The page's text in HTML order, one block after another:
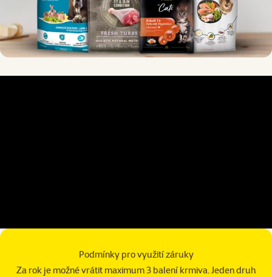
Podmínky pro využití záruky
Za rok je možné vrátit maximum 3 balení krmiva. Jeden druh